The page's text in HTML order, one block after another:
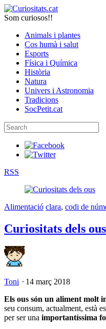
Som curiosos!!
Animals i plantes
Cos humà i salut
Esports
Física i Química
Història
Natura
Univers i Astronomia
Tradicions
SocPetit.cat
RSS
Alimentació clara, codi de
Curiositats dels ous
Toni ⋅ 14 març 2018
Els ous són un aliment molt
seu consum, actualment, està
per ser una importantíssima